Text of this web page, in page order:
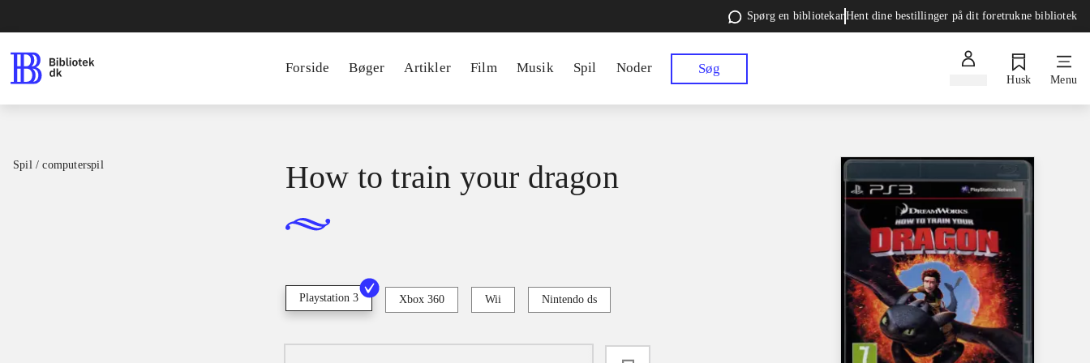
Spørg en bibliotekarHent dine bestillinger på dit foretrukne bibliotek
Forside Bøger Artikler Film Musik Spil Noder Søg
Husk Menu
Spil / computerspil How to train your dragon
Playstation 3 Xbox 360 Wii Nintendo ds